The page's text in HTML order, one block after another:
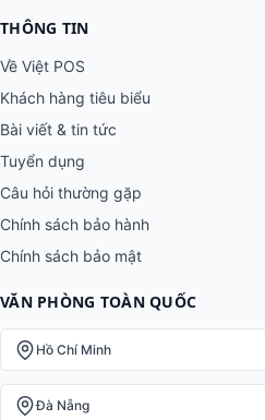
THÔNG TIN
Về Việt POS
Khách hàng tiêu biểu
Bài viết & tin tức
Tuyển dụng
Câu hỏi thường gặp
Chính sách bảo hành
Chính sách bảo mật
VĂN PHÒNG TOÀN QUỐC
Hồ Chí Minh
Đà Nẵng